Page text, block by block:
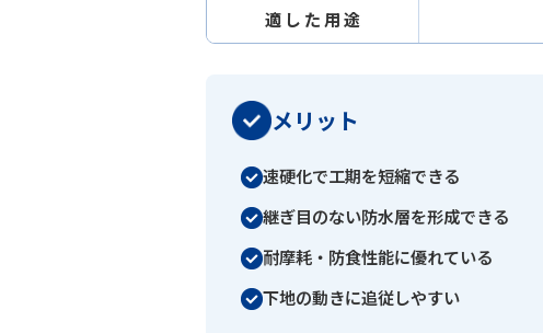
適した用途
メリット
速硬化で工期を短縮できる
継ぎ目のない防水層を形成できる
耐摩耗・防食性能に優れている
下地の動きに追従しやすい